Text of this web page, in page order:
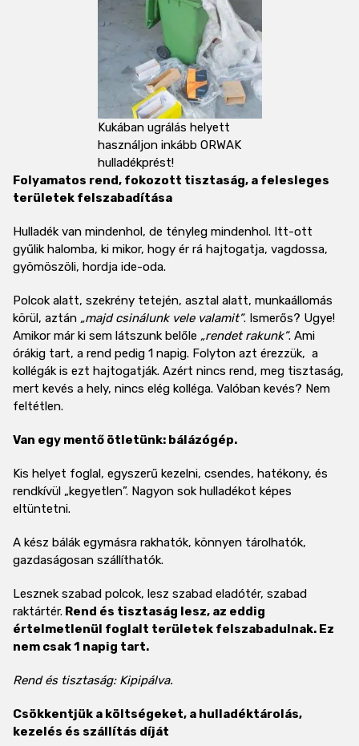
Kukában ugrálás helyett
használjon inkább ORWAK
hulladékprést!
Folyamatos rend, fokozott tisztaság, a felesleges
területek felszabadítása
Hulladék van mindenhol, de tényleg mindenhol. Itt-ott
gyűlik halomba, ki mikor, hogy ér rá hajtogatja, vagdossa,
gyömöszöli, hordja ide-oda.
Polcok alatt, szekrény tetején, asztal alatt, munkaállomás
körül, aztán „majd csinálunk vele valamit”. Ismerős? Ugye!
Amikor már ki sem látszunk belőle „rendet rakunk”. Ami
órákig tart, a rend pedig 1 napig. Folyton azt érezzük, a
kollégák is ezt hajtogatják. Azért nincs rend, meg tisztaság,
mert kevés a hely, nincs elég kolléga. Valóban kevés? Nem
feltétlen.
Van egy mentő ötletünk: bálázógép.
Kis helyet foglal, egyszerű kezelni, csendes, hatékony, és
rendkívül „kegyetlen”. Nagyon sok hulladékot képes
eltüntetni.
A kész bálák egymásra rakhatók, könnyen tárolhatók,
gazdaságosan szállíthatók.
Lesznek szabad polcok, lesz szabad eladótér, szabad
raktártér. Rend és tisztaság lesz, az eddig
értelmetlenül foglalt területek felszabadulnak. Ez
nem csak 1 napig tart.
Rend és tisztaság: Kipipálva.
Csökkentjük a költségeket, a hulladéktárolás,
kezelés és szállítás díját